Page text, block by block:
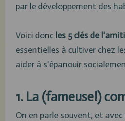
par le développement des
Voici donc les 5 clés de
essentielles à cultiver chez
aider à s'épanouir
1. La (fameuse!)
On en parle souvent, et avec